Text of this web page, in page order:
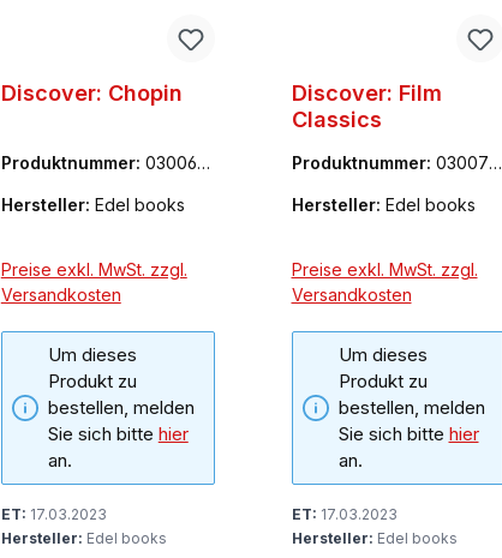
Discover: Chopin
Produktnummer: 030069
Hersteller: Edel books
Preise exkl. MwSt. zzgl.
Versandkosten
Um dieses
Produkt zu
bestellen, melden
Sie sich bitte hier
an.
ET: 17.03.2023
Hersteller: Edel books
Discover: Film
Classics
Produktnummer: 0300716
Hersteller: Edel books
Preise exkl. MwSt. zzgl.
Versandkosten
Um dieses
Produkt zu
bestellen, melden
Sie sich bitte hier
an.
ET: 17.03.2023
Hersteller: Edel books